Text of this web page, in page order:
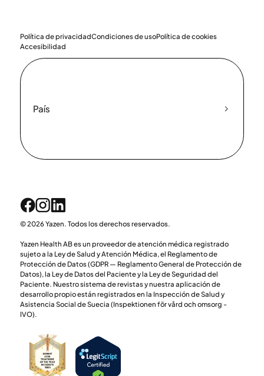
Política de privacidadCondiciones de usoPolítica de cookies
Accesibilidad
País
© 2026 Yazen. Todos los derechos reservados.
Yazen Health AB es un proveedor de atención médica registrado
sujeto a la Ley de Salud y Atención Médica, el Reglamento de
Protección de Datos (GDPR — Reglamento General de Protección de
Datos), la Ley de Datos del Paciente y la Ley de Seguridad del
Paciente. Nuestro sistema de revistas y nuestra aplicación de
desarrollo propio están registrados en la Inspección de Salud y
Asistencia Social de Suecia (Inspektionen för vård och omsorg -
IVO).